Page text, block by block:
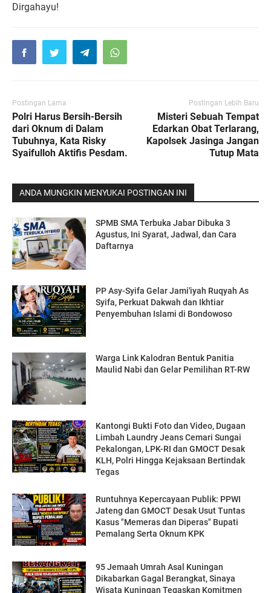
Dirgahayu!
Postingan Lama
Polri Harus Bersih-Bersih
dari Oknum di Dalam
Tubuhnya, Kata Risky
Syaifulloh Aktifis Pesdam.
Postingan Lebih Baru
Misteri Sebuah Tempat
Edarkan Obat Terlarang,
Kapolsek Jasinga Jangan
Tutup Mata
ANDA MUNGKIN MENYUKAI POSTINGAN INI
SPMB SMA Terbuka Jabar Dibuka 3
Agustus, Ini Syarat, Jadwal, dan Cara
Daftarnya
PP Asy-Syifa Gelar Jami'iyah Ruqyah As
Syifa, Perkuat Dakwah dan Ikhtiar
Penyembuhan Islami di Bondowoso
Warga Link Kalodran Bentuk Panitia
Maulid Nabi dan Gelar Pemilihan RT-RW
Kantongi Bukti Foto dan Video, Dugaan
Limbah Laundry Jeans Cemari Sungai
Pekalongan, LPK-RI dan GMOCT Desak
KLH, Polri Hingga Kejaksaan Bertindak
Tegas
Runtuhnya Kepercayaan Publik: PPWI
Jateng dan GMOCT Desak Usut Tuntas
Kasus "Memeras dan Diperas" Bupati
Pemalang Serta Oknum KPK
95 Jemaah Umrah Asal Kuningan
Dikabarkan Gagal Berangkat, Sinaya
Wisata Kuningan Tegaskan Komitmen